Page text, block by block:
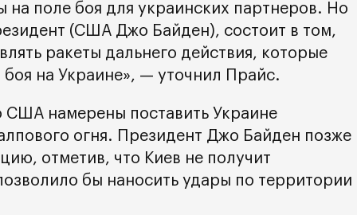
на поле боя для украинских партнеров. Но
(США Джо Байден), состоит в том,
ракеты дальнего действия, которые
боя на Украине», — уточнил Прайс.
США намерены поставить Украине
огня. Президент Джо Байден позже
отметив, что Киев не получит
бы наносить удары по территории